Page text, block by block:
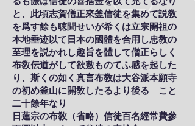
と、此頃志賀僧正來釜信徒を集めて説敎
を爲す餘も聴聞せいが希くは立宗開祖の
本地垂迹以て日本の國體を合用し忠敎の
至理を説かれし趣旨を體して僧正らしく
布敎伝道がして欲敷ものてふ感を起した
り、斯くの如く真言布敎は大谷派本願寺
の初め釜山に開敎したるより後るゝこと
二十餘年なり
日蓮宗の布敎（省略）信徒百名經常費參